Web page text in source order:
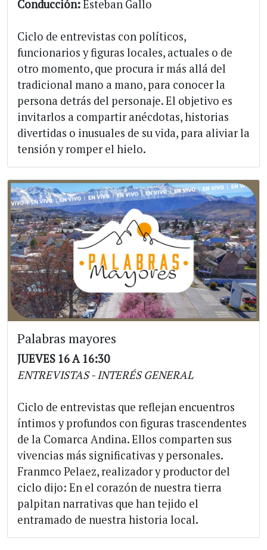
Conducción:Esteban Gallo
Ciclo de entrevistas con políticos,
funcionarios y figuras locales, actuales o de
otro momento, que procura ir más allá del
tradicional mano a mano, para conocer la
persona detrás del personaje. El objetivo es
invitarlos a compartir anécdotas, historias
divertidas o inusuales de su vida, para aliviar la
tensión y romper el hielo.
Palabras mayores
JUEVES 16 A 16:30
ENTREVISTAS - INTERÉS GENERAL
Ciclo de entrevistas que reflejan encuentros
íntimos y profundos con figuras trascendentes
de la Comarca Andina. Ellos comparten sus
vivencias más significativas y personales.
Franmco Pelaez, realizador y productor del
ciclo dijo: En el corazón de nuestra tierra
palpitan narrativas que han tejido el
entramado de nuestra historia local.